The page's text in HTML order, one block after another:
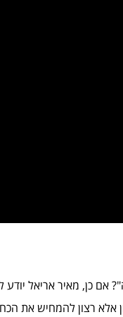
אם כן, מאיר אריאל
אלא רצון להמחיש